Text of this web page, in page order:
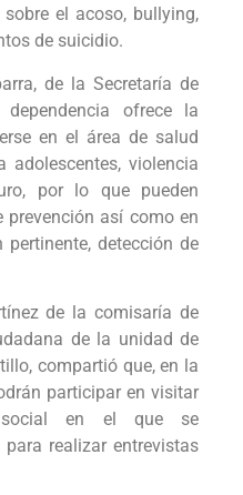
el acoso, bullying,
de suicidio.
de la Secretaría de
ofrece la
en el área de salud
adolescentes, violencia
por lo que pueden
prevención así como en
detección de
de la comisaría de
de la unidad de
compartió que, en la
participar en visitar
en el que se
realizar entrevistas